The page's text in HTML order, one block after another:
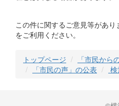
この件に関するご意見等があり
をご利用ください。
トップページ
「市民から
「市民の声」の公表